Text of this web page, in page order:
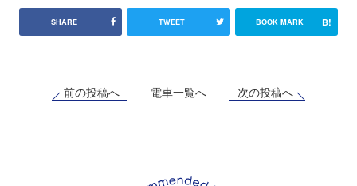
SHARE TWEET BOOK MARK B!
前の投稿へ 電車一覧へ 次の投稿へ